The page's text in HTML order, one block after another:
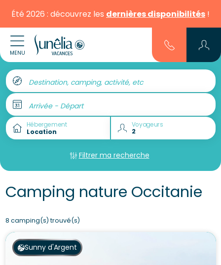
Été 2026 : découvrez les dernières disponibilités !
MENU
Destination, camping, activité, etc
Arrivée - Départ
Hébergement Voyageurs
Filtrer ma recherche
Camping nature Occitanie
8 camping(s) trouvé(s)
Sunny d'Argent